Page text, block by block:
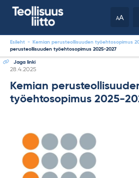
AA
Esileht - Kemian perusteollisuuden työehtosopimus
perusteollisuuden työehtosopimus 2025-2027
Jaga linki
Kirjoitettu
28.4.2025
Kemian
työehtosopimus 2025-